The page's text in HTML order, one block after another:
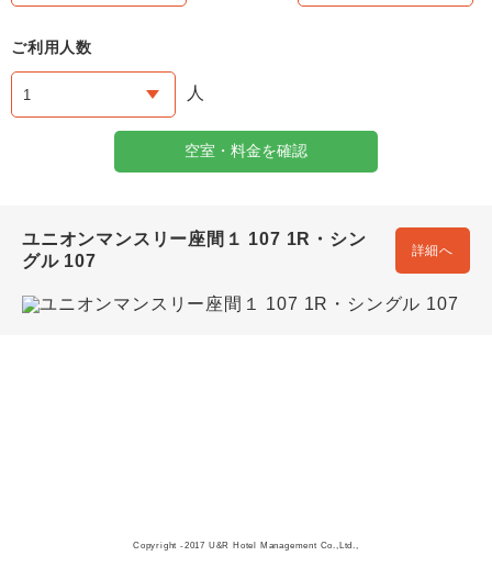
ご利用人数
人
空室・料金を確認
ユニオンマンスリー座間１ 107 1R・シン
グル 107
詳細へ
Copyright -2017 U&R Hotel Management Co.,Ltd.,